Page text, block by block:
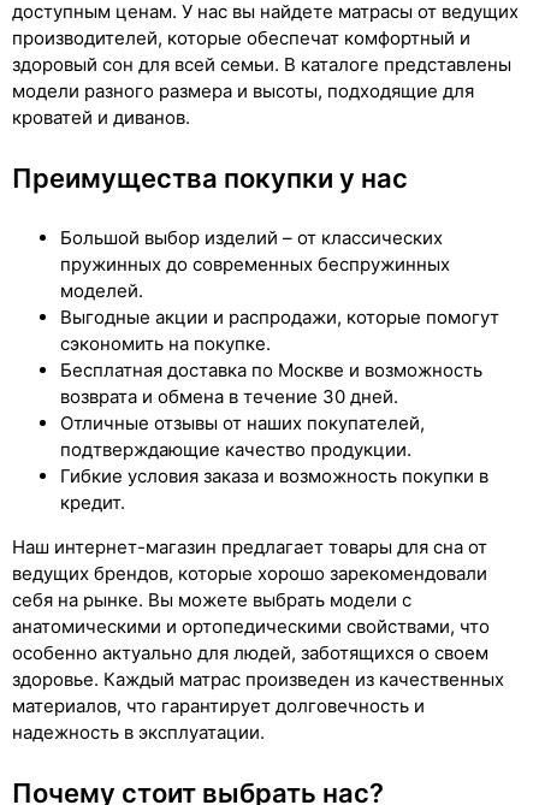
доступным ценам. У нас вы найдете матрасы от ведущих
производителей, которые обеспечат комфортный и
здоровый сон для всей семьи. В каталоге представлены
модели разного размера и высоты, подходящие для
кроватей и диванов.
Преимущества покупки у нас
Большой выбор изделий – от классических
пружинных до современных беспружинных
моделей.
Выгодные акции и распродажи, которые помогут
сэкономить на покупке.
Бесплатная доставка по Москве и возможность
возврата и обмена в течение 30 дней.
Отличные отзывы от наших покупателей,
подтверждающие качество продукции.
Гибкие условия заказа и возможность покупки в
кредит.
Наш интернет-магазин предлагает товары для сна от
ведущих брендов, которые хорошо зарекомендовали
себя на рынке. Вы можете выбрать модели с
анатомическими и ортопедическими свойствами, что
особенно актуально для людей, заботящихся о своем
здоровье. Каждый матрас произведен из качественных
материалов, что гарантирует долговечность и
надежность в эксплуатации.
Почему стоит выбрать нас?